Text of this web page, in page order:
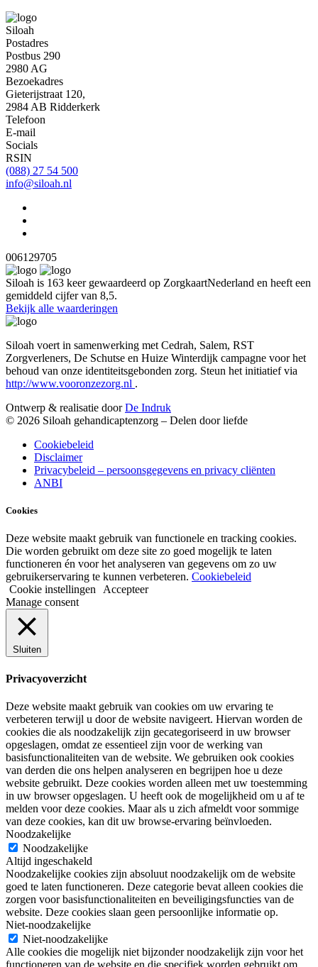
Siloah
Postadres
Postbus 290
2980 AG
Bezoekadres
Gieterijstraat 120,
2984 AB Ridderkerk
Telefoon
E-mail
Socials
RSIN
(088) 27 54 500
info@siloah.nl
006129705
Siloah is 163 keer gewaardeerd op ZorgkaartNederland en heeft een
gemiddeld cijfer van 8,5.
Bekijk alle waarderingen
Siloah voert in samenwerking met Cedrah, Salem, RST
Zorgverleners, De Schutse en Huize Winterdijk campagne voor het
behoud van onze identiteitsgebonden zorg. Steun het initiatief via
http://www.vooronzezorg.nl .
Ontwerp & realisatie doorDe Indruk
© 2026 Siloah gehandicaptenzorg – Delen door liefde
Cookiebeleid
Disclaimer
Privacybeleid – persoonsgegevens en privacy cliënten
ANBI
Cookies
Deze website maakt gebruik van functionele en tracking cookies.
Die worden gebruikt om deze site zo goed mogelijk te laten
functioneren én voor het analyseren van gegevens om zo uw
gebruikerservaring te kunnen verbeteren. Cookiebeleid
Cookie instellingen
Accepteer
Manage consent
Sluiten
Privacyoverzicht
Deze website maakt gebruik van cookies om uw ervaring te
verbeteren terwijl u door de website navigeert. Hiervan worden de
cookies die als noodzakelijk zijn gecategoriseerd in uw browser
opgeslagen, omdat ze essentieel zijn voor de werking van
basisfunctionaliteiten van de website. We gebruiken ook cookies
van derden die ons helpen analyseren en begrijpen hoe u deze
website gebruikt. Deze cookies worden alleen met uw toestemming
in uw browser opgeslagen. U heeft ook de mogelijkheid om u af te
melden voor deze cookies. Maar als u zich afmeldt voor sommige
van deze cookies, kan dit uw browse-ervaring beïnvloeden.
Noodzakelijke
Noodzakelijke
Altijd ingeschakeld
Noodzakelijke cookies zijn absoluut noodzakelijk om de website
goed te laten functioneren. Deze categorie bevat alleen cookies die
zorgen voor basisfunctionaliteiten en beveiligingsfuncties van de
website. Deze cookies slaan geen persoonlijke informatie op.
Niet-noodzakelijke
Niet-noodzakelijke
Alle cookies die mogelijk niet bijzonder noodzakelijk zijn voor het
functioneren van de website en die specifiek worden gebruikt om